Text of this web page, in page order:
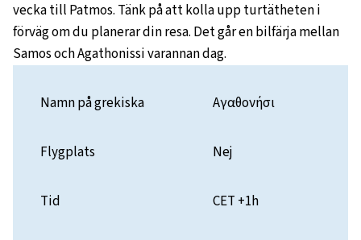
vecka till Patmos. Tänk på att kolla upp turtätheten i
förväg om du planerar din resa. Det går en bilfärja mellan
Samos och Agathonissi varannan dag.
Namn på grekiska Αγαθονήσι
Flygplats Nej
Tid CET +1h